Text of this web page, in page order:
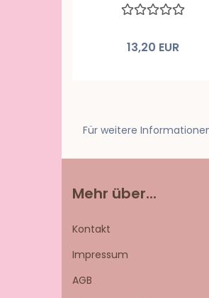
13,20 EUR
Für weitere
Mehr über...
Kontakt
Impressum
AGB